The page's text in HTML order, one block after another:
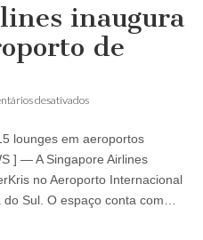
inaugura
de
desativadosem
inaugura
lounge
Aeroporto
de
lounges em aeroportos
] — A Singapore Airlines
no Aeroporto Internacional
Sul. O espaço conta com…